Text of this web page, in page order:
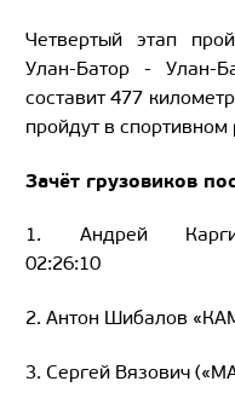
Четвертый этап
Улан-Батор - Улан-
составит 477
пройдут в
Зачёт грузовиков
1. Андрей
02:26:10
2. Антон Шибалов
3. Сергей Вязович